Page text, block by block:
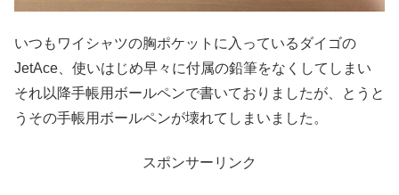
いつもワイシャツの胸ポケットに入っているダイゴの
JetAce、使いはじめ早々に付属の鉛筆をなくしてしまい
それ以降手帳用ボールペンで書いておりましたが、とうと
うその手帳用ボールペンが壊れてしまいました。
スポンサーリンク